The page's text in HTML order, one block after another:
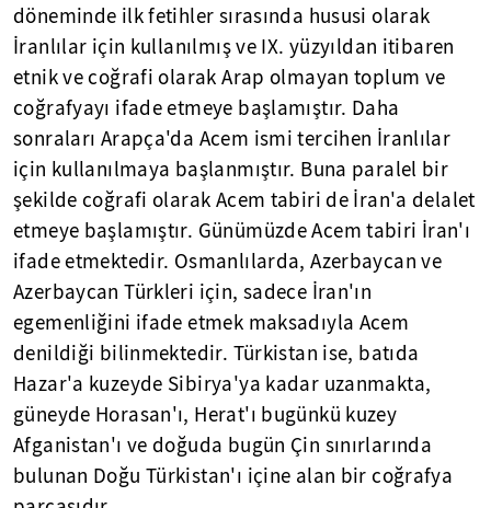
döneminde ilk fetihler sırasında hususi olarak
İranlılar için kullanılmış ve IX. yüzyıldan itibaren
etnik ve coğrafi olarak Arap olmayan toplum ve
coğrafyayı ifade etmeye başlamıştır. Daha
sonraları Arapça'da Acem ismi tercihen İranlılar
için kullanılmaya başlanmıştır. Buna paralel bir
şekilde coğrafi olarak Acem tabiri de İran'a delalet
etmeye başlamıştır. Günümüzde Acem tabiri İran'ı
ifade etmektedir. Osmanlılarda, Azerbaycan ve
Azerbaycan Türkleri için, sadece İran'ın
egemenliğini ifade etmek maksadıyla Acem
denildiği bilinmektedir. Türkistan ise, batıda
Hazar'a kuzeyde Sibirya'ya kadar uzanmakta,
güneyde Horasan'ı, Herat'ı bugünkü kuzey
Afganistan'ı ve doğuda bugün Çin sınırlarında
bulunan Doğu Türkistan'ı içine alan bir coğrafya